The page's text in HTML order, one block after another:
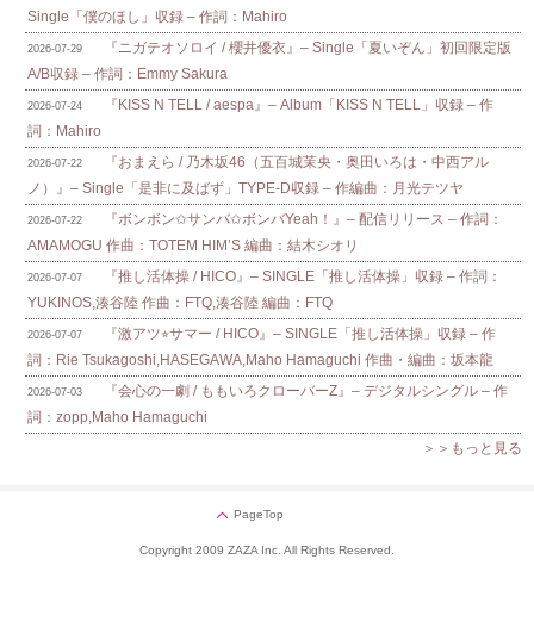
Single「僕のほし」収録 – 作詞：Mahiro
2026-07-29
『ニガテオソロイ / 櫻井優衣』– Single「夏いぞん」初回限定版
A/B収録 – 作詞：Emmy Sakura
2026-07-24
『KISS N TELL / aespa』– Album「KISS N TELL」収録 – 作
詞：Mahiro
2026-07-22
『おまえら / 乃木坂46（五百城茉央・奥田いろは・中西アル
ノ）』– Single「是非に及ばず」TYPE-D収録 – 作編曲：月光テツヤ
2026-07-22
『ボンボン✩サンバ✩ボンバYeah！』– 配信リリース – 作詞：
AMAMOGU 作曲：TOTEM HIM’S 編曲：結木シオリ
2026-07-07
『推し活体操 / HICO』– SINGLE「推し活体操」収録 – 作詞：
YUKINOS,湊谷陸 作曲：FTQ,湊谷陸 編曲：FTQ
2026-07-07
『激アツ⭐︎サマー / HICO』– SINGLE「推し活体操」収録 – 作
詞：Rie Tsukagoshi,HASEGAWA,Maho Hamaguchi 作曲・編曲：坂本龍
2026-07-03
『会心の一劇 / ももいろクローバーZ』– デジタルシングル – 作
詞：zopp,Maho Hamaguchi
＞＞もっと見る
PageTop
Copyright 2009 ZAZA Inc. All Rights Reserved.